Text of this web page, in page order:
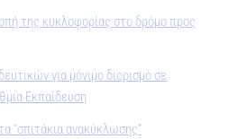
της κυκλοφορίας στο δρόμο προς
για μόνιμο διορισμό σε
Εκπαίδευση
“σπιτάκια ανακύκλωσης”